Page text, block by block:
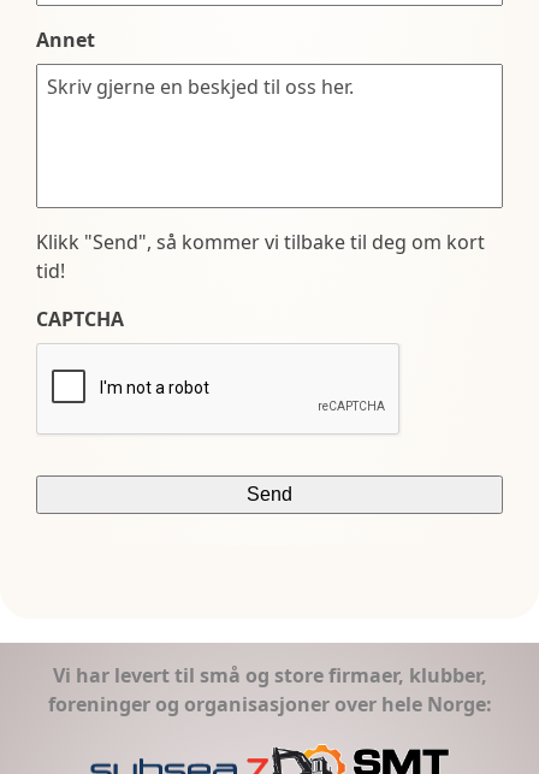
Annet
Klikk "Send", så kommer vi tilbake til deg om kort
tid!
CAPTCHA
Vi har levert til små og store firmaer, klubber,
foreninger og organisasjoner over hele Norge: